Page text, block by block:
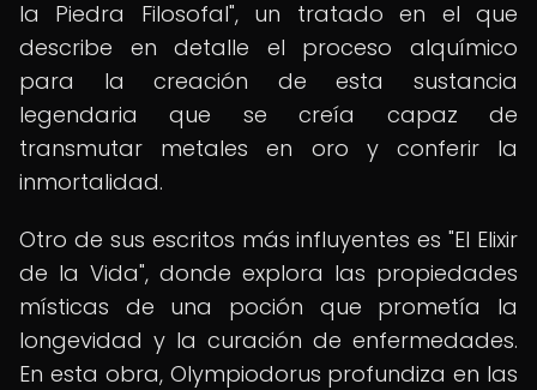
la Piedra Filosofal", un tratado en el que
describe en detalle el proceso alquímico
para la creación de esta sustancia
legendaria que se creía capaz de
transmutar metales en oro y conferir la
inmortalidad.
Otro de sus escritos más influyentes es "El Elixir
de la Vida", donde explora las propiedades
místicas de una poción que prometía la
longevidad y la curación de enfermedades.
En esta obra, Olympiodorus profundiza en las